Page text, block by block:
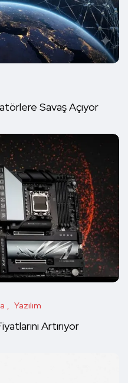
Savaş Açıyor
Yazılım
Artırıyor